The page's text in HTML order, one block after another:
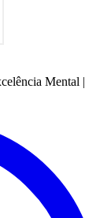
Mental |